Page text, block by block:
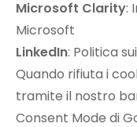
Microsoft Clarity:
Microsoft
LinkedIn: Politica
Quando rifiuta i
tramite il nostro
Consent Mode di